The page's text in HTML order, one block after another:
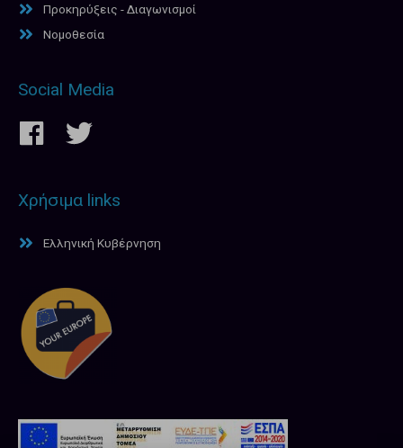
Προκηρύξεις - Διαγωνισμοί
Νομοθεσία
Social Media
Χρήσιμα links
Ελληνική Κυβέρνηση